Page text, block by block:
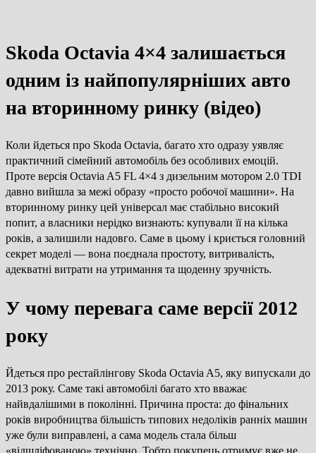
Skoda Octavia 4×4 залишається
одним із найпопулярніших авто
на вторинному ринку (відео)
Коли йдеться про Skoda Octavia, багато хто одразу уявляє
практичний сімейний автомобіль без особливих емоцій.
Проте версія Octavia A5 FL 4×4 з дизельним мотором 2.0 TDI
давно вийшла за межі образу «просто робочої машини». На
вторинному ринку цей універсал має стабільно високий
попит, а власники нерідко визнають: купували її на кілька
років, а залишили надовго. Саме в цьому і криється головний
секрет моделі — вона поєднала простоту, витривалість,
адекватні витрати на утримання та щоденну зручність.
У чому перевага саме версії 2012
року
Йдеться про рестайлінгову Skoda Octavia A5, яку випускали до
2013 року. Саме такі автомобілі багато хто вважає
найвдалішими в поколінні. Причина проста: до фінальних
років виробництва більшість типових недоліків ранніх машин
уже були виправлені, а сама модель стала більш
«відшліфованою» технічно. Тобто покупець отримує вже не